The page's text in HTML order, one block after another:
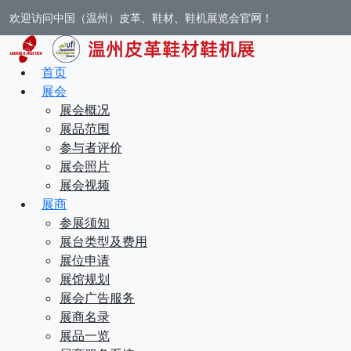
欢迎访问中国（温州）皮革、鞋材、鞋机展览会官网！
首页
展会
展会概况
展品范围
参与者评价
展会照片
展会视频
展商
参展须知
展台类型及费用
展位申请
展馆规划
展会广告服务
展商名录
展品一览